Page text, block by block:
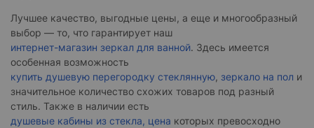
Лучшее качество, выгодные цены, а еще и многообразный
выбор — то, что гарантирует наш
интернет-магазин зеркал для ванной. Здесь имеется
особенная возможность
купить душевую перегородку стеклянную, зеркало на пол и
значительное количество схожих товаров под разный
стиль. Также в наличии есть
душевые кабины из стекла, цена которых превосходно